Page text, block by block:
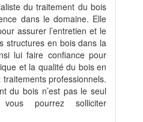
du traitement du bois
dans le domaine. Elle
assurer l’entretien et le
structures en bois dans la
lui faire confiance pour
et la qualité du bois en
professionnels.
du bois n’est pas le seul
pourrez solliciter